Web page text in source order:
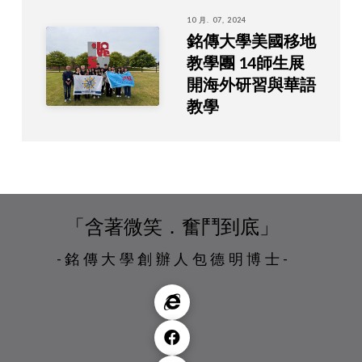
10 月. 07, 2024
銘傳大學美國移地
教學團 14師生展
開海外研習與華語
教學
「含著微笑．奮鬥到底」
-銘傳大學創辦人包德明博士-